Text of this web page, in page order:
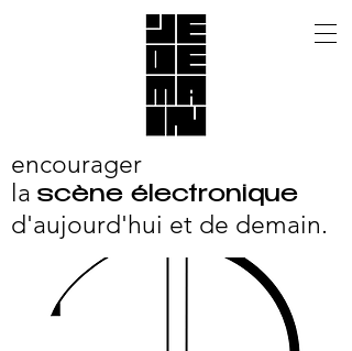
encourager
la scène électronique
d'aujourd'hui et de demain.